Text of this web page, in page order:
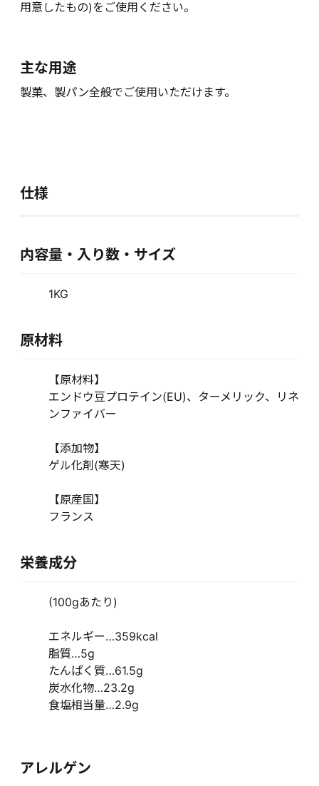
用意したもの)をご使用ください。
主な用途
製菓、製パン全般でご使用いただけます。
仕様
内容量・入り数・サイズ
1KG
原材料
【原材料】
エンドウ豆プロテイン(EU)、ターメリック、リネ
ンファイバー
【添加物】
ゲル化剤(寒天)
【原産国】
フランス
栄養成分
(100gあたり)
エネルギー…359kcal
脂質…5g
たんぱく質…61.5g
炭水化物…23.2g
食塩相当量…2.9g
アレルゲン